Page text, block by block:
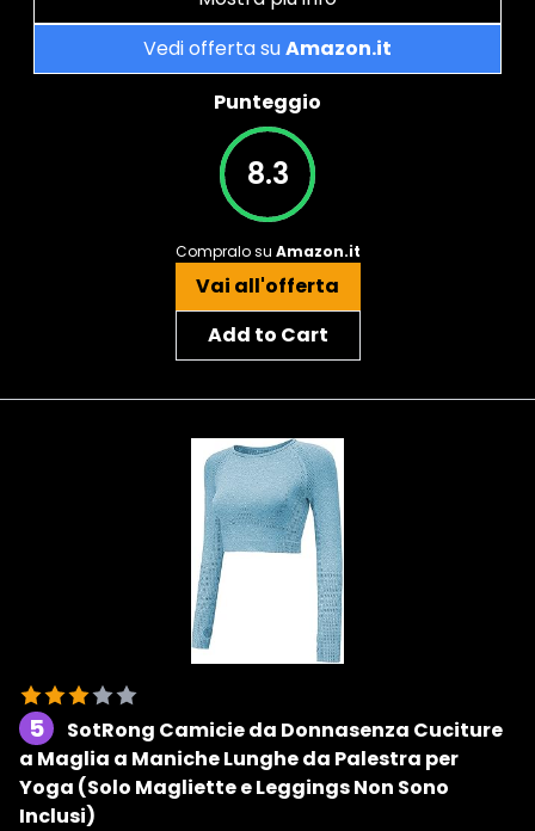
Vedi offerta suAmazon.it
Punteggio
8.3
Compralo su Amazon.it
Vai all'offerta
Add to Cart
5
SotRong Camicie da Donnasenza Cuciture
a Maglia a Maniche Lunghe da Palestra per
Yoga (Solo Magliette e Leggings Non Sono
Inclusi)